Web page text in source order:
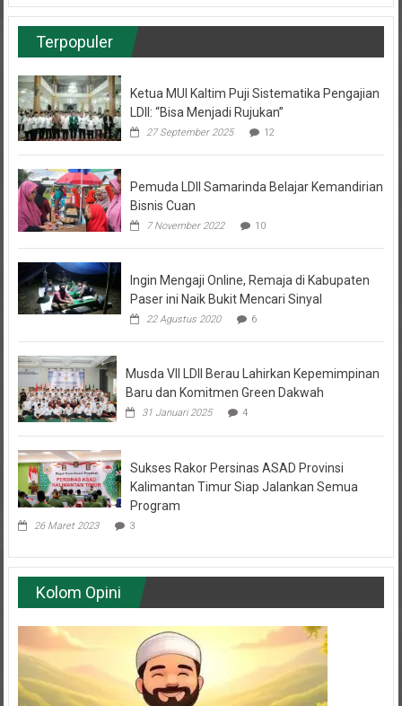
Terpopuler
LDII: “Bisa Menjadi Rujukan”
27 September 2025 12
Bisnis Cuan
7 November 2022
Paser ini Naik Bukit Mencari Sinyal
22 Agustus 2020 6
Baru dan Komitmen Green Dakwah
31 Januari 2025 4
Kalimantan Timur Siap Jalankan Semua
Program
26 Maret 2023 3
Kolom Opini